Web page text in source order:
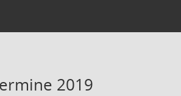
2019